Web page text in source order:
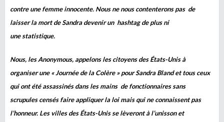
contre une femme innocente. Nous ne nous contenterons pas de
laisser la mort de Sandra devenir un hashtag de plus ni
une statistique.
Nous, les Anonymous, appelons les citoyens des États-Unis à
organiser une « Journée de la Colère » pour Sandra Bland et tous ceux
qui ont été assassinés dans les mains de fonctionnaires sans
scrupules censés faire appliquer la loi mais qui ne connaissent pas
l’honneur. Les villes des États-Unis se lèveront à l’unisson et